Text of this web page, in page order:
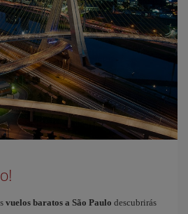
vuelos baratos a São Paulo descubrirás